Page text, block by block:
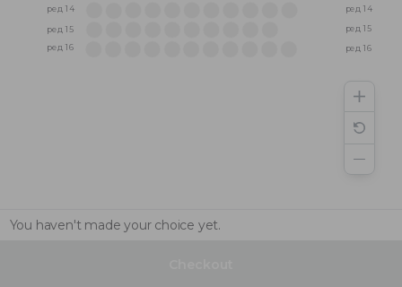
ред 16
ред 15
ред 14
ред 16
ред 15
ред 14
You haven't made your choice yet.